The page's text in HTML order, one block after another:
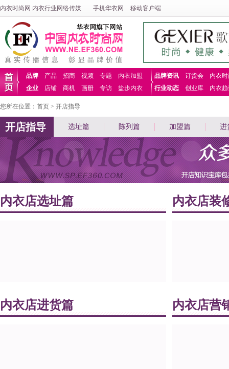
内衣时尚网 内衣行业网络传媒 手机华衣网 移动客户端
首
品牌 产品 招商 视频 专题
内衣加盟
企业
店铺 商机 画册 专访 盐步内衣
品牌资讯 订货会
内衣
行业动态
创业库 内衣
您所在位置： 首页 > 开店指导
开店指导 选址篇 陈列篇 加盟篇 进
内衣店选址篇 内衣店装
内衣店进货篇 内衣店营